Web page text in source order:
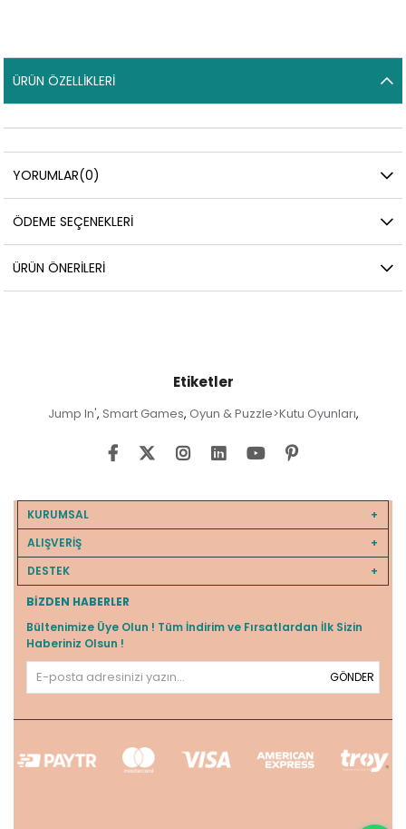
ÜRÜN ÖZELLIKLERI
YORUMLAR(0)
ÖDEME SEÇENEKLERI
ÜRÜN ÖNERILERI
Etiketler
Jump In', Smart Games, Oyun & Puzzle>Kutu Oyunları,
KURUMSAL
ALIŞVERİŞ
DESTEK
BIZDEN HABERLER
Bültenimize Üye Olun ! Tüm İndirim ve Fırsatlardan İlk Sizin
Haberiniz Olsun !
GÖNDER